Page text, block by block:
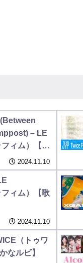
– LE
ィム）【歌
2024.11.10
ィム）【歌
2024.11.10
（トゥワ
なルビ】